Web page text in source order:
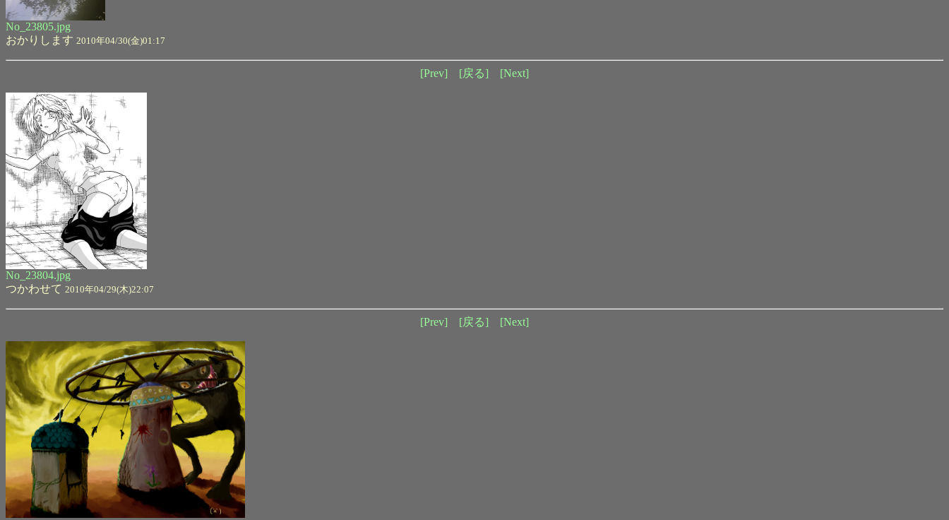
No_23805.jpg
おかりします 2010年04/30(金)01:17
[Prev] [戻る] [Next]
No_23804.jpg
つかわせて 2010年04/29(木)22:07
[Prev] [戻る] [Next]